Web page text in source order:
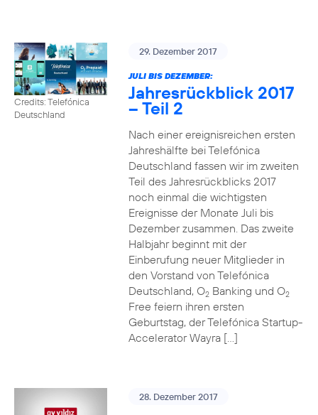
Credits: Telefónica
Deutschland
29. Dezember 2017
JULI BIS DEZEMBER:
Jahresrückblick 2017
– Teil 2
Nach einer ereignisreichen ersten
Jahreshälfte bei Telefónica
Deutschland fassen wir im zweiten
Teil des Jahresrückblicks 2017
noch einmal die wichtigsten
Ereignisse der Monate Juli bis
Dezember zusammen. Das zweite
Halbjahr beginnt mit der
Einberufung neuer Mitglieder in
den Vorstand von Telefónica
Deutschland, O2Banking und O2
Free feiern ihren ersten
Geburtstag, der Telefónica Startup-
Accelerator Wayra […]
28. Dezember 2017